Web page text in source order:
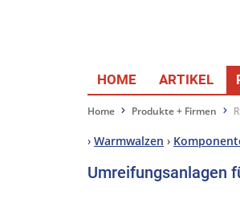
HOME ARTIKEL
Home Produkte + Firmen
› Warmwalzen ›
Umreifungsanlagen